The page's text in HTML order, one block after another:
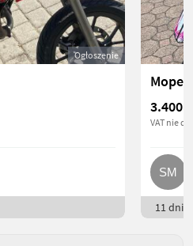
Ogłoszenie
3.400 €
VAT nie
11 dni